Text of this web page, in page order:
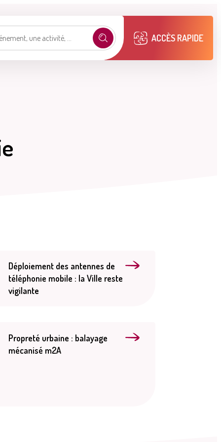
ACCÈS RAPIDE
publiques Conseil Municipal
de l'air Economie locale
Déploiement des antennes de
téléphonie mobile : la Ville reste
vigilante
Propreté urbaine : balayage
mécanisé m2A